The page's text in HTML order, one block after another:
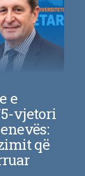
e
vjetori
që